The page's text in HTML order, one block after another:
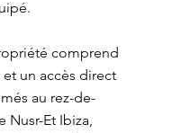
comprend
un accès direct
au rez-de-
Nusr-Et Ibiza,